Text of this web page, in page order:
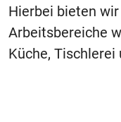
Hierbei bieten
Arbeitsbereiche
Küche, Tischlerei